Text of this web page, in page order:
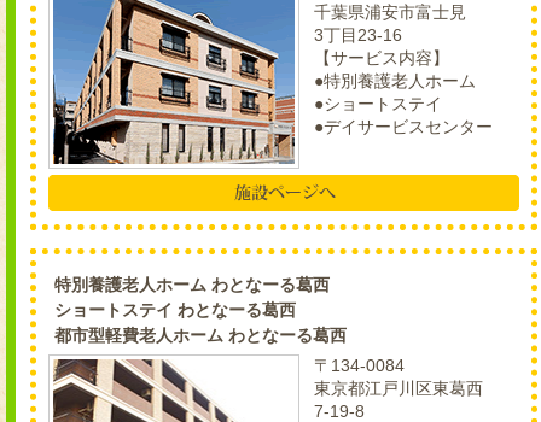
千葉県浦安市富士見
3丁目23-16
【サービス内容】
●特別養護老人ホーム
●ショートステイ
●デイサービスセンター
特別養護老人ホーム わとなーる葛西
ショートステイ わとなーる葛西
都市型軽費老人ホーム わとなーる葛西
〒134-0084
東京都江戸川区東葛西
7-19-8